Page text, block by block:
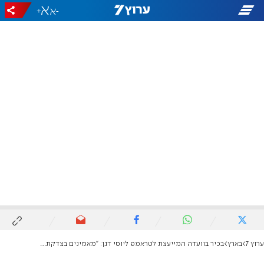
-
+
ערוץ 7 בארץ בכיר בוועדה המייעצת לטראמפ ליוסי דגן: "מאמינים בצדקת הדרישה לריבונות"